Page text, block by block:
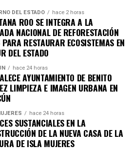
noticias al instante
oficial de WhatsApp de
y recibe las noticias más
Quintana Roo directamente
canal de WhatsApp
DEL ESTADO hace 2 horas
ROO SE INTEGRA A LA
NACIONAL DE REFORESTACIÓN
RESTAURAR ECOSISTEMAS EN
DEL ESTADO
hace 24 horas
AYUNTAMIENTO DE BENITO
LIMPIEZA E IMAGEN URBANA EN
hace 24 horas
SUSTANCIALES EN LA
DE LA NUEVA CASA DE LA
DE ISLA MUJERES